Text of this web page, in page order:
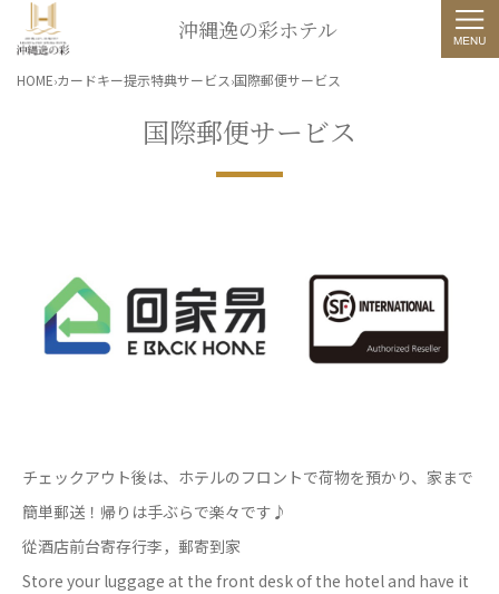
沖縄逸の彩ホテル
HOME カードキー提示特典サービス 国際郵便サービス
国際郵便サービス
チェックアウト後は、ホテルのフロントで荷物を預かり、家まで
簡単郵送！帰りは手ぶらで楽々です♪
從酒店前台寄存行李，郵寄到家
Store your luggage at the front desk of the hotel and have it